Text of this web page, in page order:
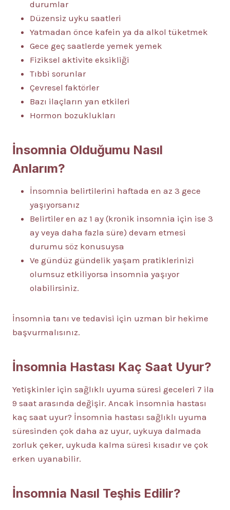
durumlar
Düzensiz uyku saatleri
Yatmadan önce kafein ya da alkol tüketmek
Gece geç saatlerde yemek yemek
Fiziksel aktivite eksikliği
Tıbbi sorunlar
Çevresel faktörler
Bazı ilaçların yan etkileri
Hormon bozuklukları
İnsomnia Olduğumu Nasıl
Anlarım?
İnsomnia belirtilerini haftada en az 3 gece
yaşıyorsanız
Belirtiler en az 1 ay (kronik insomnia için ise 3
ay veya daha fazla süre) devam etmesi
durumu söz konusuysa
Ve gündüz gündelik yaşam pratiklerinizi
olumsuz etkiliyorsa insomnia yaşıyor
olabilirsiniz.
İnsomnia tanı ve tedavisi için uzman bir hekime
başvurmalısınız.
İnsomnia Hastası Kaç Saat Uyur?
Yetişkinler için sağlıklı uyuma süresi geceleri 7 ila
9 saat arasında değişir. Ancak insomnia hastası
kaç saat uyur? İnsomnia hastası sağlıklı uyuma
süresinden çok daha az uyur, uykuya dalmada
zorluk çeker, uykuda kalma süresi kısadır ve çok
erken uyanabilir.
İnsomnia Nasıl Teşhis Edilir?